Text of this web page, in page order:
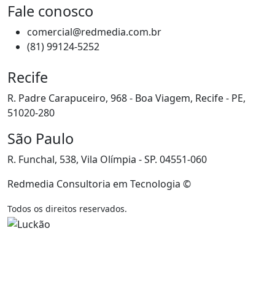
Fale conosco
comercial@redmedia.com.br
(81) 99124-5252
Recife
R. Padre Carapuceiro, 968 - Boa Viagem, Recife - PE,
51020-280
São Paulo
R. Funchal, 538, Vila Olímpia - SP. 04551-060
Redmedia Consultoria em Tecnologia ©
Todos os direitos reservados.